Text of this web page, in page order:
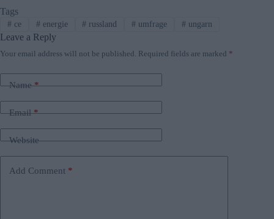
Tags
#ce #energie # russland # umfrage # ungarn
Leave a Reply
Your email address will not be published. Required fields are marked *
Name*
Email*
Website
Add Comment *